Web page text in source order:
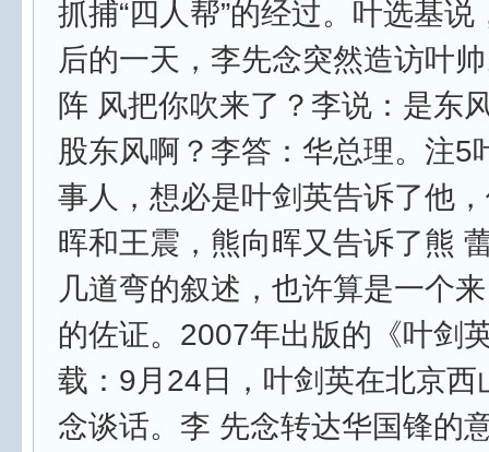
抓捕“四人帮”的经过。叶选基
后的一天，李先念突然造访叶
阵 风把你吹来了？李说：是东
股东风啊？李答：华总理。注5
事人，想必是叶剑英告诉了他
晖和王震，熊向晖又告诉了熊
几道弯的叙述，也许算是一个
的佐证。2007年出版的《叶剑
载：9月24日，叶剑英在北京西
念谈话。李 先念转达华国锋的